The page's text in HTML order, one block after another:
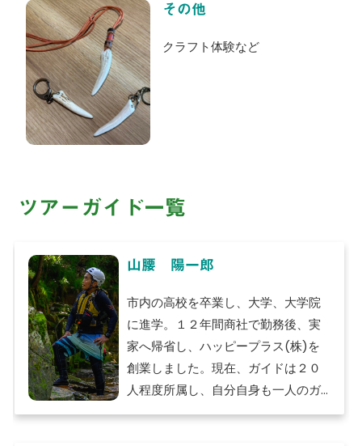
その他
クラフト体験など
ツアーガイド一覧
山腰 陽一郎
市内の高校を卒業し、大学、大学院
に進学。１２年間商社で勤務後、実
家へ帰省し、ハッピープラス(株)を
創業しました。現在、ガイドは２０
人程度所属し、⾃分⾃⾝も⼀⼈のガ
イドとして仲間と⼀緒に⾼⼭市のフ